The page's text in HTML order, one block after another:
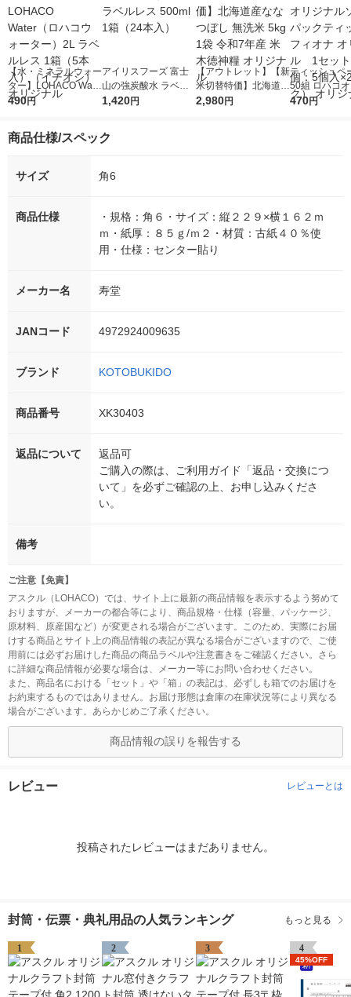
【水・ミネラルウォー
ター】LOHACO Wate
r（ロハコウォータ
シ） オリジナル
490円
アイリスフーズ 富士
山の強炭酸水 ラベル
レス 500ml 1箱（24
1,420円
【アウトレット】【新
米切替特価】北海道産
ななつぼし 無洗米 5k
2,980円
ティッシュペ
50組 ロハコ
ルソフトパッ
470円
商品仕様/スペック
サイズ 角6
商品仕様
・規格：角６・サイズ：縦２２９×横１６２ｍ
ｍ・紙厚：８５ｇ/ｍ２・材質：古紙４０％使
用・仕様：センター貼り
メーカー名 寿堂
JANコード 4972924009635
ブランド KOTOBUKIDO
商品番号 XK30403
返品について
返品可
ご購入の際は、ご利用ガイド「返品・交換につ
いて」を必ずご確認の上、お申し込みくださ
い。
備考
ご注意【免責】
アスクル（LOHACO）では、サイト上に最新の商品情報を表示するよう努めて
おりますが、メーカーの都合等により、商品規格・仕様（容量、パッケージ、
原材料、原産国など）が変更される場合がございます。このため、実際にお届
けする商品とサイト上の商品情報の表記が異なる場合がございますので、ご使
用前には必ずお届けした商品の商品ラベルや注意書きをご確認ください。さら
に詳細な商品情報が必要な場合は、メーカー等にお問い合わせください。
また、商品名における「セット」や「箱」の表記は、必ずしも箱でのお届けを
お約束するものではありません。お届け形態は倉庫の在庫状況等により異なる
場合がございます。あらかじめご了承ください。
商品情報の誤りを報告する
レビュー レビューとは
投稿されたレビューはまだありません。
封筒・伝票・典礼用品の人気ランキング もっと見る
1 2 3 4
45%OFF